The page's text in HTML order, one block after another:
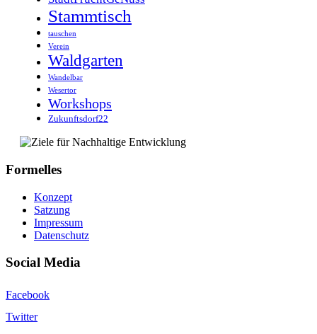
Stammtisch
tauschen
Verein
Waldgarten
Wandelbar
Wesertor
Workshops
Zukunftsdorf22
Formelles
Konzept
Satzung
Impressum
Datenschutz
Social Media
Facebook
Twitter